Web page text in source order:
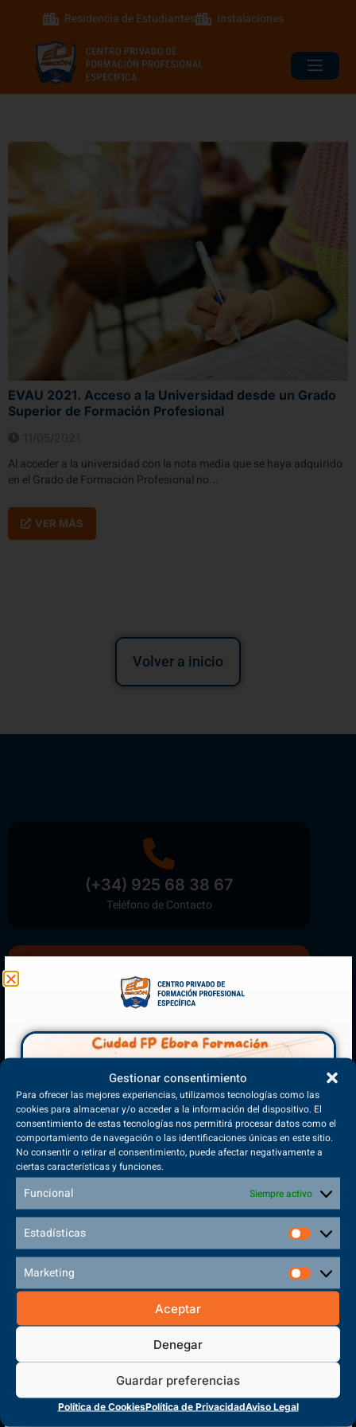
Gestionar consentimiento
Para ofrecer las mejores experiencias, utilizamos tecnologías como las
cookies para almacenar y/o acceder a la información del dispositivo. El
consentimiento de estas tecnologías nos permitirá procesar datos como el
comportamiento de navegación o las identificaciones únicas en este sitio.
No consentir o retirar el consentimiento, puede afectar negativamente a
ciertas características y funciones.
Funcional Siempre activo
Estadísticas
Marketing
Aceptar
Denegar
Guardar preferencias
Política de CookiesPolítica de PrivacidadAviso Legal
Residencia de Estudiantes Instalaciones
EVAU 2021. Acceso a la Universidad desde un Grado
Superior de Formación Profesional
Al acceder a la universidad con la nota media que se haya adquirido
en el Grado de Formación Profesional no...
VER MÁS
Volver a inicio
(+34) 925 68 38 67
Teléfono de Contacto
Matriculación Abierta
¡Reserva tu plaza ahora!
Sede Principal
Polígono Sector VI, 45683, Cazalegas - Toledo
CENTRO DE FORMACIÓN